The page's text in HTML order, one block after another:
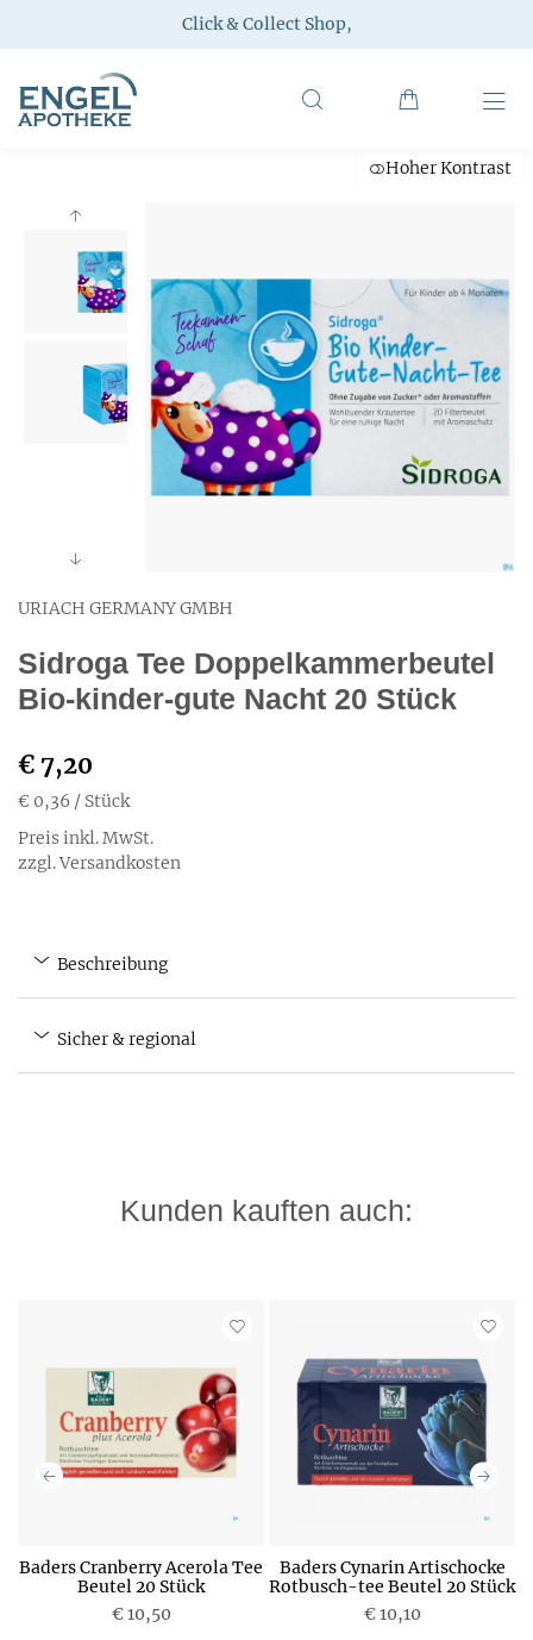
Click & Collect Shop,
Hoher Kontrast
URIACH GERMANY GMBH
Sidroga Tee Doppelkammerbeutel
Bio-kinder-gute Nacht 20 Stück
€ 7,20
€ 0,36 / Stück
Preis inkl. MwSt.
zzgl. Versandkosten
Beschreibung
Sicher & regional
Kunden kauften auch:
Baders Cranberry Acerola Tee
Beutel 20 Stück
€ 10,50
Baders Cynarin Artischocke
Rotbusch-tee Beutel 20 Stück
€ 10,10